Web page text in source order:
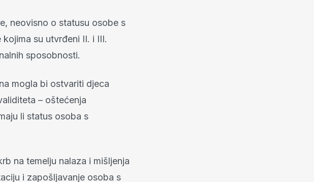
neovisno o statusu osobe s
su utvrđeni II. i III.
sposobnosti.
mogla bi ostvariti djeca
– oštećenja
li status osoba s
na temelju nalaza i mišljenja
i zapošljavanje osoba s